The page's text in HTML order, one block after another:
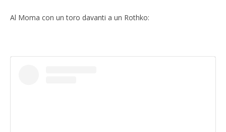
Al Moma con un toro davanti a un Rothko: